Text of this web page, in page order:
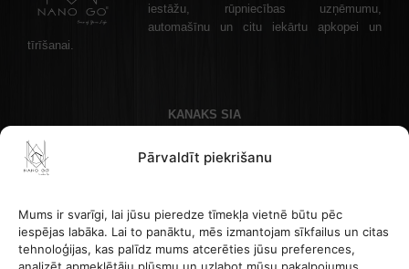
Pārvaldīt piekrišanu
Mums ir svarīgi, lai jūsu pieredze tīmekļa vietnē būtu pēc
iespējas labāka. Lai to panāktu, mēs izmantojam sīkfailus un citas
tehnoloģijas, kas palīdz mums atcerēties jūsu preferences,
iestāžu, rūpniecības uzņēmumu,
automašīnu un citu iekārtu apkopei un
tīrīšanai.
KANAKS SIA
Kontakttālrunis: +37122336465 , e-pasta adrese: info@nanogo.lv
PVN LV45403034175